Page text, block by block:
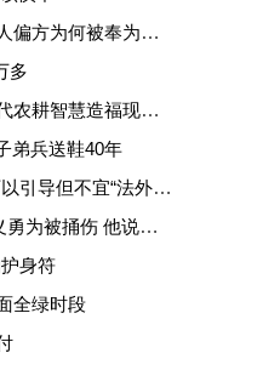
老鼠油治烫伤致孩子进ICU 害人偏方为何被奉为灵丹妙药
多
既促进生产又保护生态他用古代农耕智慧造福现代农业
弟兵送鞋40年
试行“家长学校”“持证上岗”？可以引导但不宜“法外加槛”
成为“南京胖哥”后的日子：见义勇为被捅伤 他说不后悔
身符
全绿时段